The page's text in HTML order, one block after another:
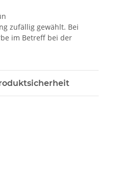
zufällig gewählt. Bei
im Betreff bei der